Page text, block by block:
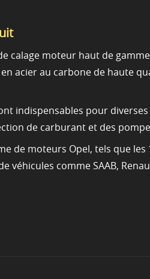
calage moteur haut de
en acier au carbone de haute
indispensables pour
de carburant et des
de moteurs Opel, tels que
véhicules comme SAAB,